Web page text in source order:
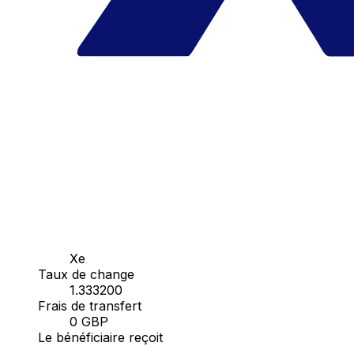
Xe
Taux de change
1.333200
Frais de transfert
0 GBP
Le bénéficiaire reçoit